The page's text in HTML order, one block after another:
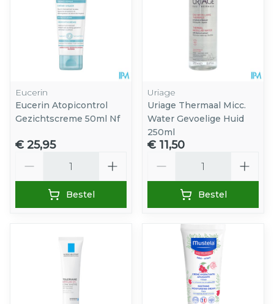
Eucerin
Eucerin Atopicontrol
Gezichtscreme 50ml Nf
€ 25,95
Bestel
Uriage
Uriage Thermaal Micc.
Water Gevoelige Huid
250ml
€ 11,50
Bestel